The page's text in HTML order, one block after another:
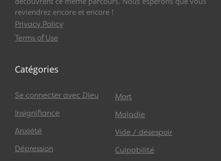
reviendrez encore et encore !
Privacy Policy
Terms of Use
Catégories
Se connecter avec Dieu
Insignifiance
Anxiété
Dépression
Mort
Maladie
Vide / désespoir
Culpabilité